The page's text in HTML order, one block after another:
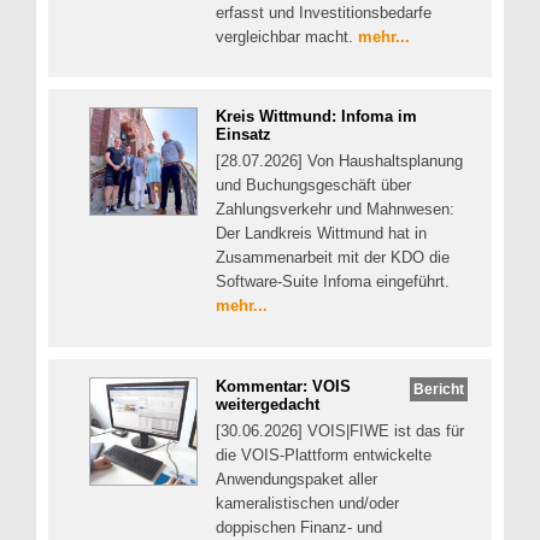
erfasst und Investitionsbedarfe
vergleichbar macht. mehr...
Kreis Wittmund: Infoma im
Einsatz
[28.07.2026] Von Haushaltsplanung
und Buchungsgeschäft über
Zahlungsverkehr und Mahnwesen:
Der Landkreis Wittmund hat in
Zusammenarbeit mit der KDO die
Software-Suite Infoma eingeführt.
mehr...
Bericht
Kommentar: VOIS
weitergedacht
[30.06.2026] VOIS|FIWE ist das für
die VOIS-Plattform entwickelte
Anwendungspaket aller
kameralistischen und/oder
doppischen Finanz- und